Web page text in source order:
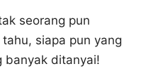
seorang pun
siapa pun yang
banyak ditanyai!